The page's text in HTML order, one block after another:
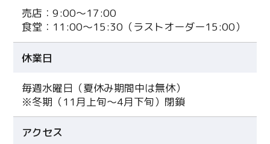
売店：9:00～17:00
食堂：11:00～15:30（ラストオーダー15:00）
休業日
毎週水曜日（夏休み期間中は無休）
※冬期（11月上旬～4月下旬）閉鎖
アクセス